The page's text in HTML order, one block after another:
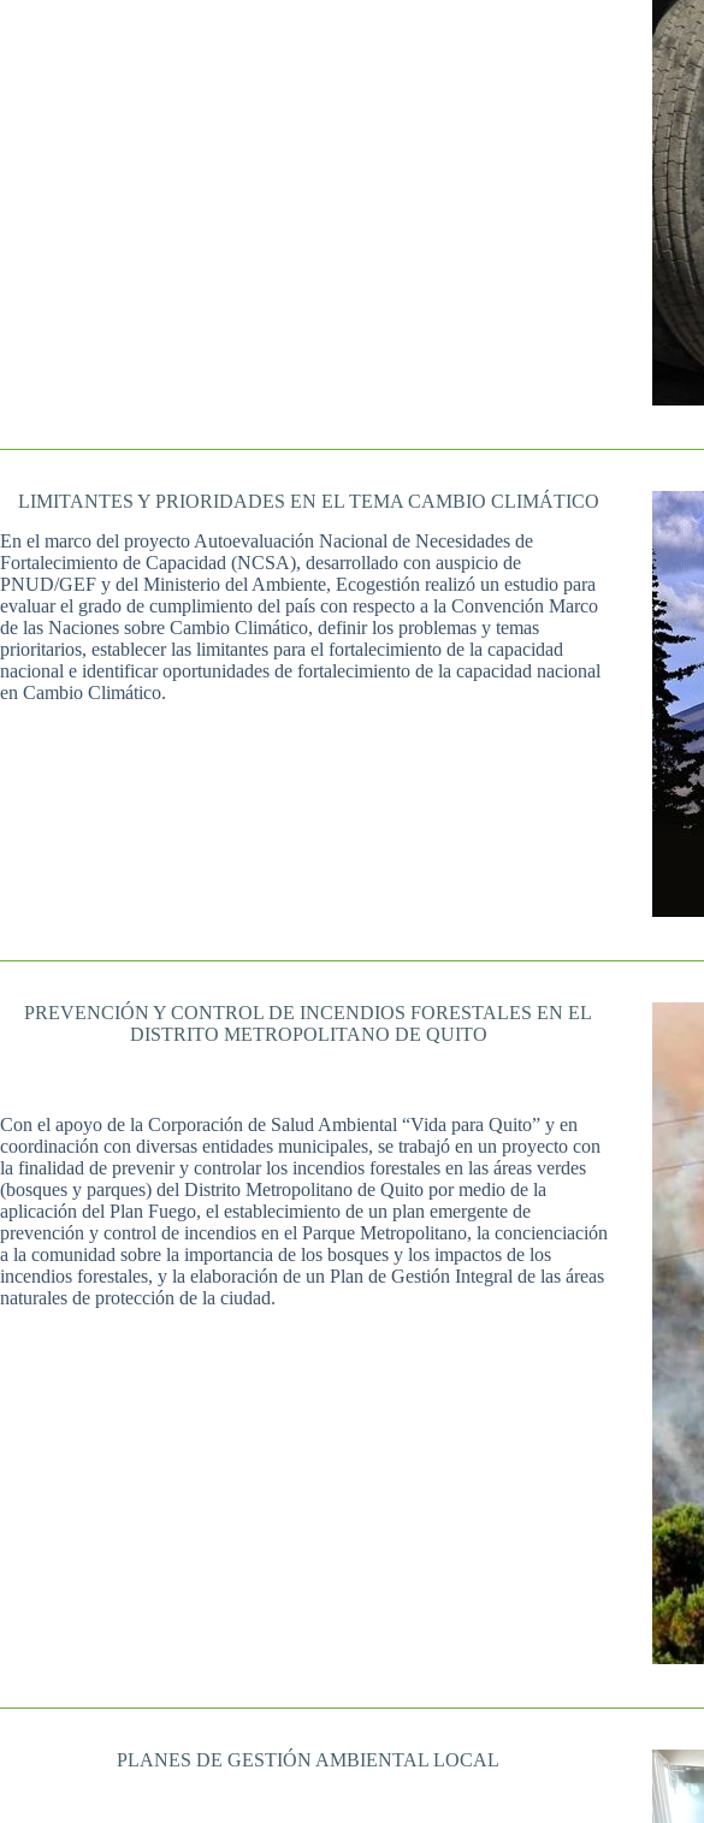
LIMITANTES Y PRIORIDADES EN EL TEMA CAMBIO CLIMÁTICO
En el marco del proyecto Autoevaluación Nacional de Necesidades de
Fortalecimiento de Capacidad (NCSA), desarrollado con auspicio de
PNUD/GEF y del Ministerio del Ambiente, Ecogestión realizó un estudio para
evaluar el grado de cumplimiento del país con respecto a la Convención Marco
de las Naciones sobre Cambio Climático, definir los problemas y temas
prioritarios, establecer las limitantes para el fortalecimiento de la capacidad
nacional e identificar oportunidades de fortalecimiento de la capacidad nacional
en Cambio Climático.
PREVENCIÓN Y CONTROL DE INCENDIOS FORESTALES EN EL
DISTRITO METROPOLITANO DE QUITO
Con el apoyo de la Corporación de Salud Ambiental “Vida para Quito” y en
coordinación con diversas entidades municipales, se trabajó en un proyecto con
la finalidad de prevenir y controlar los incendios forestales en las áreas verdes
(bosques y parques) del Distrito Metropolitano de Quito por medio de la
aplicación del Plan Fuego, el establecimiento de un plan emergente de
prevención y control de incendios en el Parque Metropolitano, la concienciación
a la comunidad sobre la importancia de los bosques y los impactos de los
incendios forestales, y la elaboración de un Plan de Gestión Integral de las áreas
naturales de protección de la ciudad.
PLANES DE GESTIÓN AMBIENTAL LOCAL